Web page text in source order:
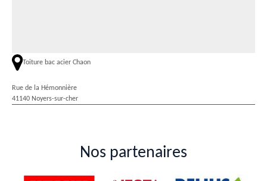
Toiture bac acier Chaon
Rue de la Hémonnière
41140 Noyers-sur-cher
Nos partenaires